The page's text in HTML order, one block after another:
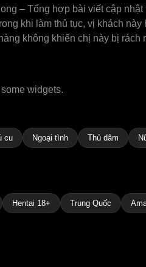
– Tổng hợp bài viết cập
khi làm thủ tục, vị khách
không khiến chị này bị
widgets.
cu Ngoại tình Thủ dâm
Hentai 18+ Trung Quốc